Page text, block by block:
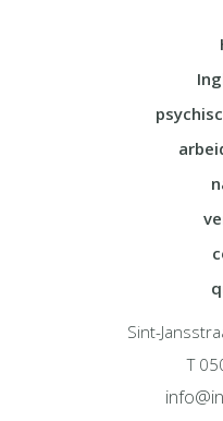
Sint-
T